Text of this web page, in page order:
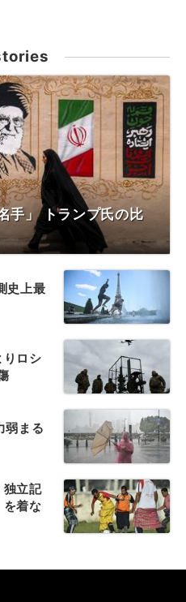
手」 トランプ氏の比
史上最
りロシ
弱まる
独立記
を着な